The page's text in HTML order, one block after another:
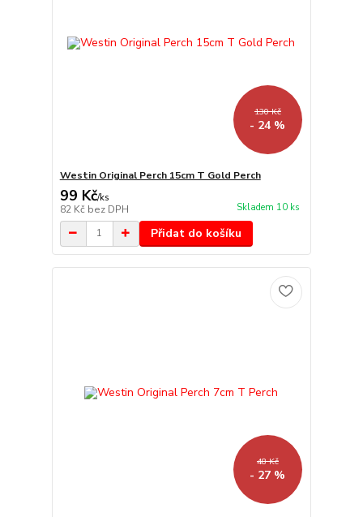
130 Kč
- 24 %
Westin Original Perch 15cm T Gold Perch
99 Kč/ks
82 Kč bez DPH Skladem 10 ks
Přidat do košíku
48 Kč
- 27 %